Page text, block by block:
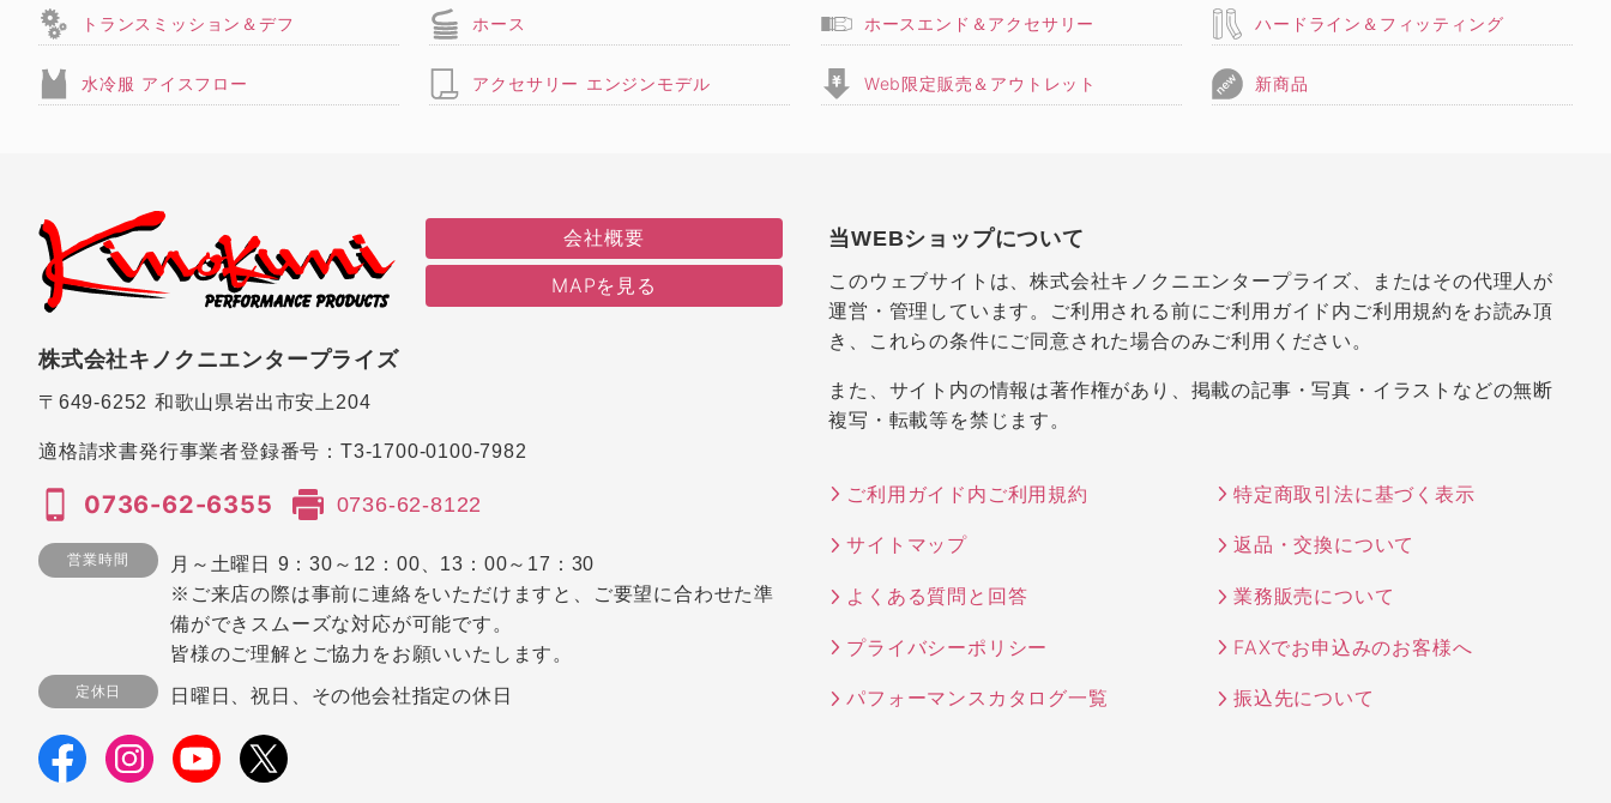
トランスミッション＆デフ ホース ホースエンド＆アクセサリー ハードライン＆フィッティング
水冷服 アイスフロー アクセサリー エンジンモデル Web限定販売＆アウトレット 新商品
会社概要
MAPを見る
株式会社キノクニエンタープライズ
〒649-6252 和歌山県岩出市安上204
適格請求書発行事業者登録番号：T3-1700-0100-7982
0736-62-6355 0736-62-8122
営業時間
月～土曜日 9：30～12：00、13：00～17：30
※ご来店の際は事前に連絡をいただけますと、ご要望に合わせた準
備ができスムーズな対応が可能です。
皆様のご理解とご協力をお願いいたします。
定休日 日曜日、祝日、その他会社指定の休日
当WEBショップについて
このウェブサイトは、株式会社キノクニエンタープライズ、またはその代理人が
運営・管理しています。ご利用される前にご利用ガイド内ご利用規約をお読み頂
き、これらの条件にご同意された場合のみご利用ください。
また、サイト内の情報は著作権があり、掲載の記事・写真・イラストなどの無断
複写・転載等を禁じます。
ご利用ガイド内ご利用規約 特定商取引法に基づく表示
サイトマップ 返品・交換について
よくある質問と回答 業務販売について
プライバシーポリシー FAXでお申込みのお客様へ
パフォーマンスカタログ一覧 振込先について